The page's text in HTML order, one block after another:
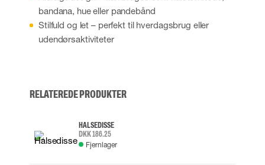
bandana, hue eller pandebånd
Stilfuld og let – perfekt til hverdagsbrug eller
udendørsaktiviteter
RELATEREDE PRODUKTER
HALSEDISSE
DKK 186.25
Fjernlager